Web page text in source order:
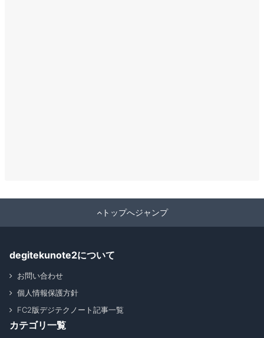
トップへジャンプ
degitekunote2について
お問い合わせ
個人情報保護方針
FC2版デジテクノート記事一覧
カテゴリ一覧